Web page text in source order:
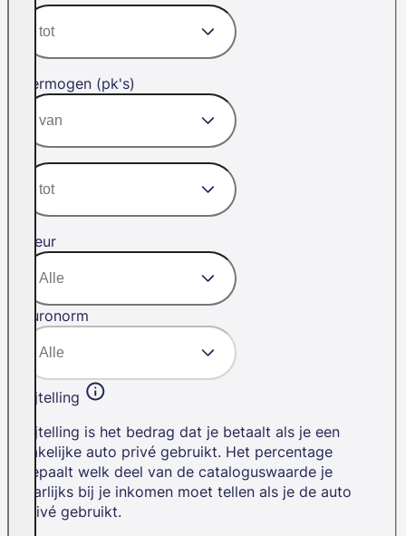
Vermogen (pk's)
Kleur
Euronorm
Bijtelling
Bijtelling is het bedrag dat je betaalt als je een
zakelijke auto privé gebruikt. Het percentage
bepaalt welk deel van de cataloguswaarde je
jaarlijks bij je inkomen moet tellen als je de auto
privé gebruikt.